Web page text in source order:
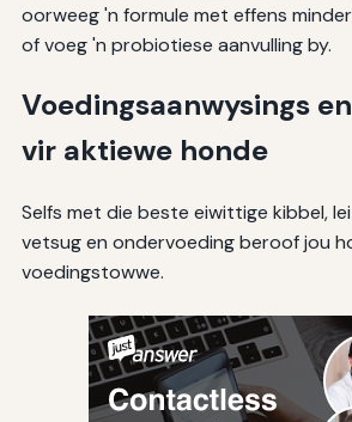
oorweeg 'n formule met effens
of voeg 'n probiotiese aanvulling by.
Voedingsaanwysings
vir aktiewe honde
Selfs met die beste eiwittige kibbel,
vetsug en ondervoeding beroof jou
voedingstowwe.